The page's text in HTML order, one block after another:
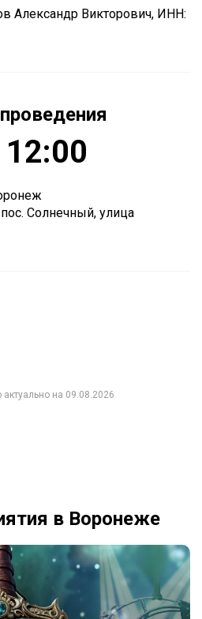
Александр Викторович, ИНН:
12:00
Солнечный, улица
на 09.08.2026
в Воронеже